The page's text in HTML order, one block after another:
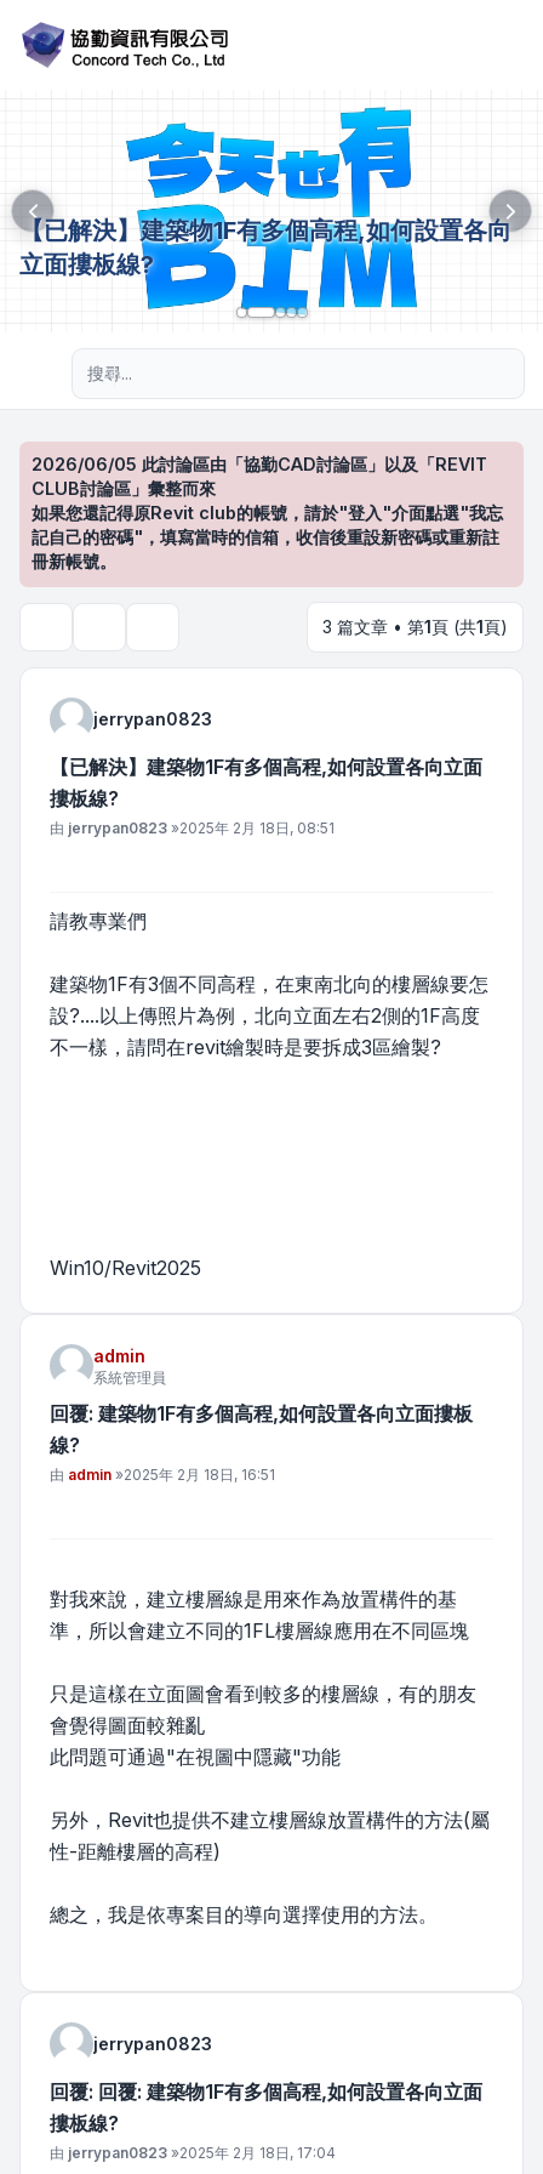
【已解決】建築物1F有多個高程,如何設置各向
立面摟板線?
2026/06/05 此討論區由「協勤CAD討論區」以及「REVIT
CLUB討論區」彙整而來
如果您還記得原Revit club的帳號，請於"登入"介面點選"我忘
記自己的密碼"，填寫當時的信箱，收信後重設新密碼或重新註
冊新帳號。
3 篇文章 • 第1頁 (共1頁)
jerrypan0823
【已解決】建築物1F有多個高程,如何設置各向立面
摟板線?
文章
由 jerrypan0823 »2025年 2月 18日, 08:51
請教專業們
建築物1F有3個不同高程，在東南北向的樓層線要怎
設?....以上傳照片為例，北向立面左右2側的1F高度
不一樣，請問在revit繪製時是要拆成3區繪製?
Win10/Revit2025
admin
系統管理員
回覆: 建築物1F有多個高程,如何設置各向立面摟板
線?
文章
由 admin »2025年 2月 18日, 16:51
對我來說，建立樓層線是用來作為放置構件的基
準，所以會建立不同的1FL樓層線應用在不同區塊
只是這樣在立面圖會看到較多的樓層線，有的朋友
會覺得圖面較雜亂
此問題可通過"在視圖中隱藏"功能
另外，Revit也提供不建立樓層線放置構件的方法(屬
性-距離樓層的高程)
總之，我是依專案目的導向選擇使用的方法。
jerrypan0823
回覆: 回覆: 建築物1F有多個高程,如何設置各向立面
摟板線?
文章
由 jerrypan0823 »2025年 2月 18日, 17:04